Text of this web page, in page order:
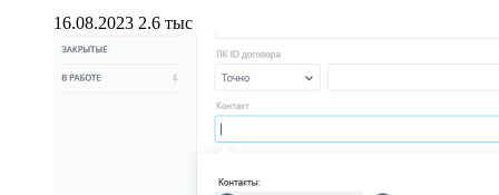
16.08.2023 2.6 тыс